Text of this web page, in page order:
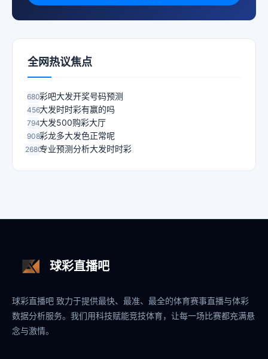
全网热议焦点
680彩吧大发开奖号码预测
456大发时时彩有赢的吗
794大发500购彩大厅
908彩龙多大发色正常呢
2680专业预测分析大发时时彩
球彩直播吧
球彩直播吧 致力于提供最快、最准、最全的体育赛事直播与体彩
数据分析服务。我们用科技赋能竞技体育，让每一场比赛都充满悬
念与激情。